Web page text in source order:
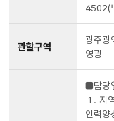
4502(
관할구역
광주광
영광
■담당
1. 지
인력양